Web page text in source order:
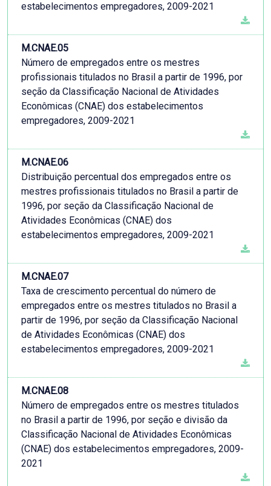
estabelecimentos empregadores, 2009-2021
M.CNAE.05
Número de empregados entre os mestres
profissionais titulados no Brasil a partir de 1996, por
seção da Classificação Nacional de Atividades
Econômicas (CNAE) dos estabelecimentos
empregadores, 2009-2021
M.CNAE.06
Distribuição percentual dos empregados entre os
mestres profissionais titulados no Brasil a partir de
1996, por seção da Classificação Nacional de
Atividades Econômicas (CNAE) dos
estabelecimentos empregadores, 2009-2021
M.CNAE.07
Taxa de crescimento percentual do número de
empregados entre os mestres titulados no Brasil a
partir de 1996, por seção da Classificação Nacional
de Atividades Econômicas (CNAE) dos
estabelecimentos empregadores, 2009-2021
M.CNAE.08
Número de empregados entre os mestres titulados
no Brasil a partir de 1996, por seção e divisão da
Classificação Nacional de Atividades Econômicas
(CNAE) dos estabelecimentos empregadores, 2009-
2021